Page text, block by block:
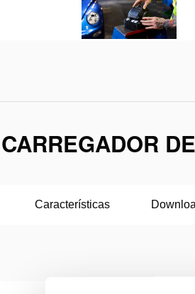
Características